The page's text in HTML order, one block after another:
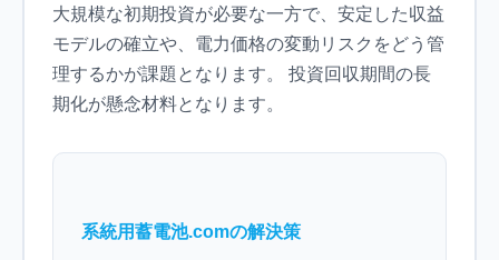
大規模な初期投資が必要な一方で、安定した収益
モデルの確立や、電力価格の変動リスクをどう管
理するかが課題となります。 投資回収期間の長
期化が懸念材料となります。
系統用蓄電池.comの解決策